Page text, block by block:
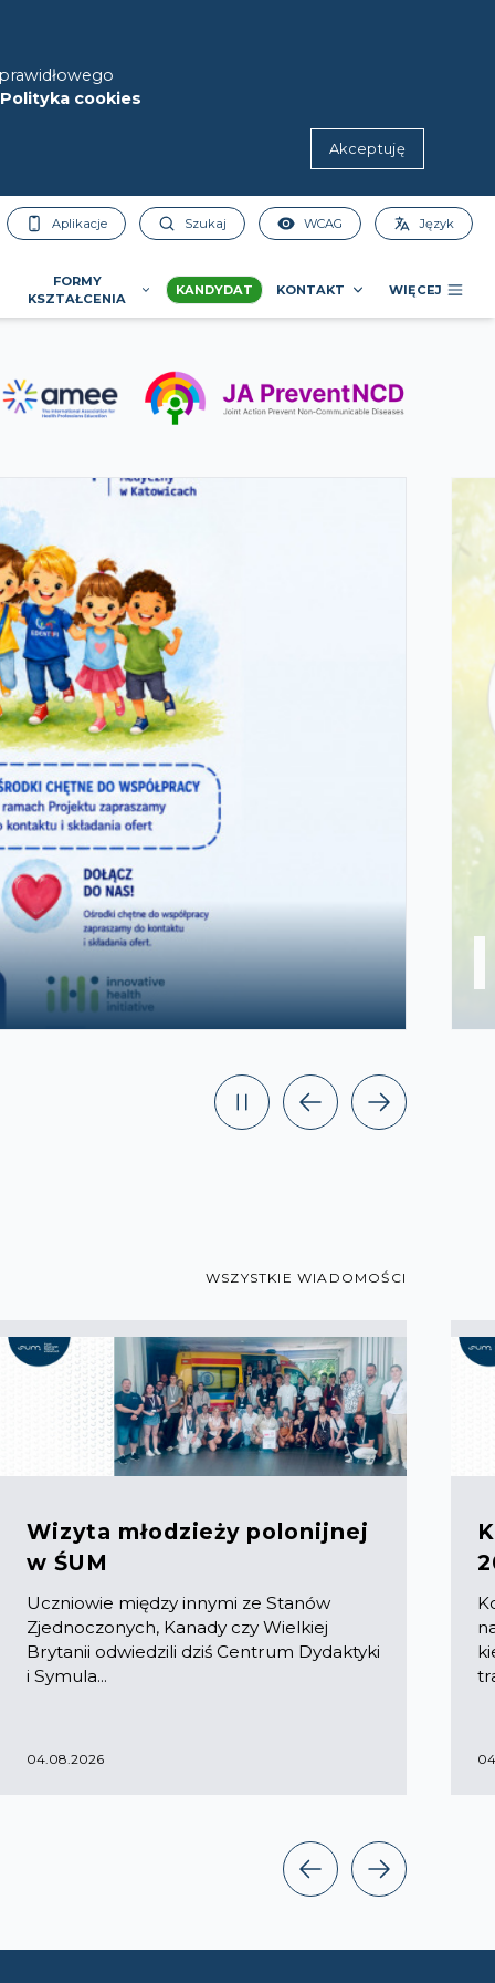
Polityka cookies
Akceptuję
Aplikacje Szukaj WCAG Język
FORMY
KSZTAŁCENIA
KANDYDAT KONTAKT WIĘCEJ
WSZYSTKIE WIADOMOŚCI
Wizyta młodzieży polonijnej
w ŚUM
Uczniowie między innymi ze Stanów
Zjednoczonych, Kanady czy Wielkiej
Brytanii odwiedzili dziś Centrum Dydaktyki
i Symula...
04.08.2026